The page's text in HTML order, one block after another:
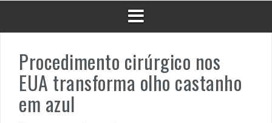
Procedimento cirúrgico nos
EUA transforma olho castanho
em azul